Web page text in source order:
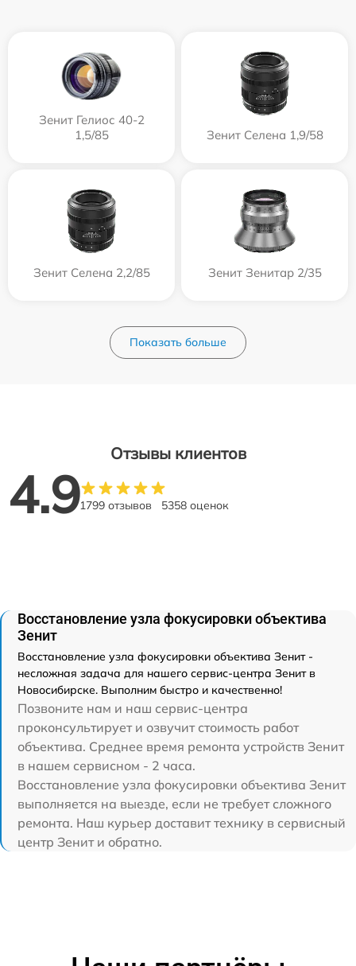
Зенит Гелиос 40-2
1,5/85
Зенит Селена 1,9/58
Зенит Селена 2,2/85 Зенит Зенитар 2/35
Показать больше
Отзывы клиентов
4.91799 отзывов 5358 оценок
Восстановление узла фокусировки объектива
Зенит
Восстановление узла фокусировки объектива Зенит -
несложная задача для нашего сервис-центра Зенит в
Новосибирске. Выполним быстро и качественно!
Позвоните нам и наш сервис-центра
проконсультирует и озвучит стоимость работ
объектива. Среднее время ремонта устройств Зенит
в нашем сервисном - 2 часа.
Восстановление узла фокусировки объектива Зенит
выполняется на выезде, если не требует сложного
ремонта. Наш курьер доставит технику в сервисный
центр Зенит и обратно.